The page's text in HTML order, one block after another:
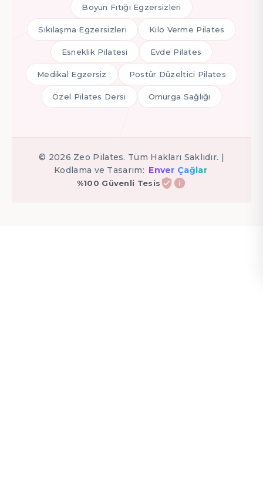
Boyun Fıtığı Egzersizleri
Sıkılaşma Egzersizleri Kilo Verme Pilates
Esneklik Pilatesi Evde Pilates
Medikal Egzersiz Postür Düzeltici Pilates
Özel Pilates Dersi Omurga Sağlığı
© 2026 Zeo Pilates. Tüm Hakları Saklıdır. |
Kodlama ve Tasarım: Enver Çağlar
%100 Güvenli Tesis